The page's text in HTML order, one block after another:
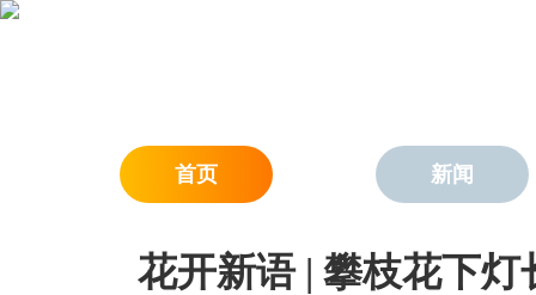
首页 新闻
花开新语 | 攀枝花下